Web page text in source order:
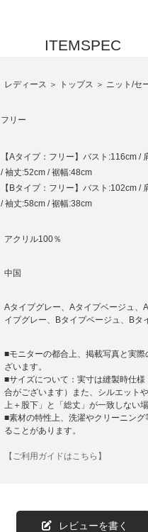
ITEMSPEC
レディース ＞ トップス ＞ ニット/セ
フリー
【Aタイプ：フリー】バスト:116cm /
/ 袖丈:52cm / 裾幅:48cm
【Bタイプ：フリー】バスト:102cm /
/ 袖丈:58cm / 裾幅:38cm
アクリル100％
中国
Aタイプグレー、Aタイプベージュ、
イプグレー、Bタイプベージュ、Bタ
■モニターの都合上、掲載写真と実
ざいます。
■サイズについて：実寸は縫製時仕
合がございます）また、シルエット
上＋股下」と「総丈」が一致しない
■素材の特性上、洗濯やクリーニン
ることがあります。
【ご利用ガイドはこちら】
レビューを書く